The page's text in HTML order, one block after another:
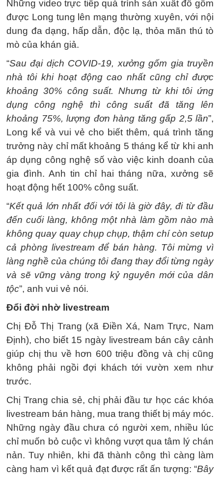
Những video trực tiếp quá trình sản xuất đồ gốm
được Long tung lên mạng thường xuyên, với nội
dung đa dạng, hấp dẫn, độc lạ, thỏa mãn thú tò
mò của khán giả.
“Sau đại dịch COVID-19, xưởng gốm gia truyền
nhà tôi khi hoạt động cao nhất cũng chỉ được
khoảng 30% công suất. Nhưng từ khi tôi ứng
dụng công nghệ thì công suất đã tăng lên
khoảng 75%, lượng đơn hàng tăng gấp 2,5 lần”,
Long kể và vui vẻ cho biết thêm, quá trình tăng
trưởng này chỉ mất khoảng 5 tháng kể từ khi anh
áp dụng công nghệ số vào việc kinh doanh của
gia đình. Anh tin chỉ hai tháng nữa, xưởng sẽ
hoạt động hết 100% công suất.
“Kết quả lớn nhất đối với tôi là giờ đây, đi từ đầu
đến cuối làng, không một nhà làm gồm nào mà
không quay quay chụp chụp, thậm chí còn setup
cả phòng livestream để bán hàng. Tôi mừng vì
làng nghề của chúng tôi đang thay đổi từng ngày
và sẽ vững vàng trong kỷ nguyên mới của dân
tộc”, anh vui vẻ nói.
Đổi đời nhờ livestream
Chị Đỗ Thị Trang (xã Điền Xá, Nam Trực, Nam
Định), cho biết 15 ngày livestream bán cây cảnh
giúp chị thu về hơn 600 triệu đồng và chị cũng
không phải ngồi đợi khách tới vườn xem như
trước.
Chị Trang chia sẻ, chị phải đầu tư học các khóa
livestream bán hàng, mua trang thiết bị máy móc.
Những ngày đầu chưa có người xem, nhiều lúc
chỉ muốn bỏ cuộc vì không vượt qua tâm lý chán
nản. Tuy nhiên, khi đã thành công thì càng làm
càng ham vì kết quả đạt được rất ấn tượng: “Bây